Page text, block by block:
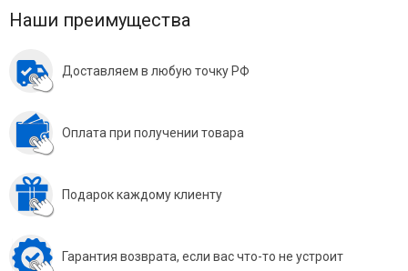
Наши преимущества
Доставляем в любую точку РФ
Оплата при получении товара
Подарок каждому клиенту
Гарантия возврата, если вас что-то не устроит